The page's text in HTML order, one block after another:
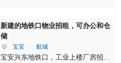
防:主体 4. 产权性质:国有建设用地使
用权 5. 土地用途:商业用地 6. 物业现
状:出租，目前收租 70 万元左右/月，
剩余 1/3 空置中，若全部出租，租金
新建的地铁口物业招租，可办公和仓
储
宝安 - 航城
宝安兴东地铁口，工业上楼厂房招租